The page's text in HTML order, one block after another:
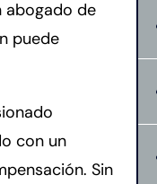
abogado de
puede
con un
Sin